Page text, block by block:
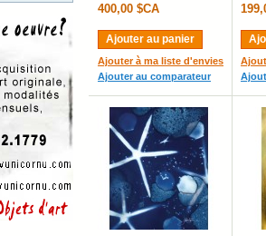
400,00 $CA
Ajouter au panier
Ajouter à ma liste d'envies
Ajouter au comparateur